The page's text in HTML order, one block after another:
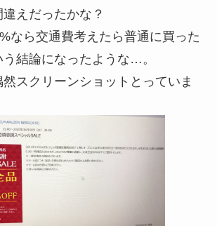
えだったかな？
なら交通費考えたら普通に買った
結論になったような…。
スクリーンショットとっていま